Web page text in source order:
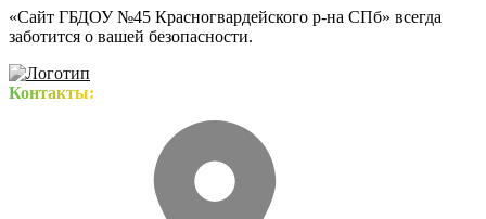
«Сайт ГБДОУ №45 Красногвардейского р-на СПб» всегда
заботится о вашей безопасности.
Контакты: